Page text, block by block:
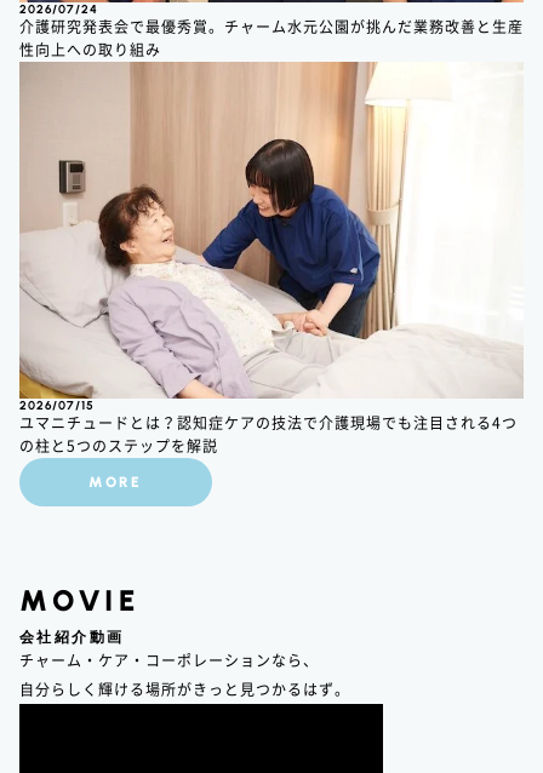
2026/07/24
介護研究発表会で最優秀賞。チャーム水元公園が挑んだ業務改善と生産
性向上への取り組み
2026/07/15
ユマニチュードとは？認知症ケアの技法で介護現場でも注目される4つ
の柱と5つのステップを解説
MORE
MOVIE
会社紹介動画
チャーム・ケア・コーポレーションなら、
自分らしく輝ける場所がきっと見つかるはず。